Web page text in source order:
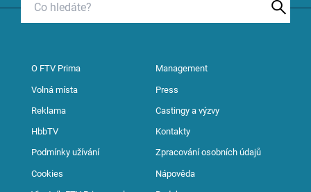
O FTV Prima Management
Volná místa Press
Reklama Castingy a výzvy
HbbTV Kontakty
Podmínky užívání Zpracování osobních údajů
Cookies Nápověda